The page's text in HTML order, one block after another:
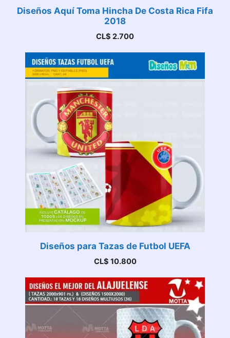
Diseños Aquí Toma Hincha De Costa Rica Fifa
2018
CL$ 2.700
Diseños para Tazas de Futbol UEFA
CL$ 10.800